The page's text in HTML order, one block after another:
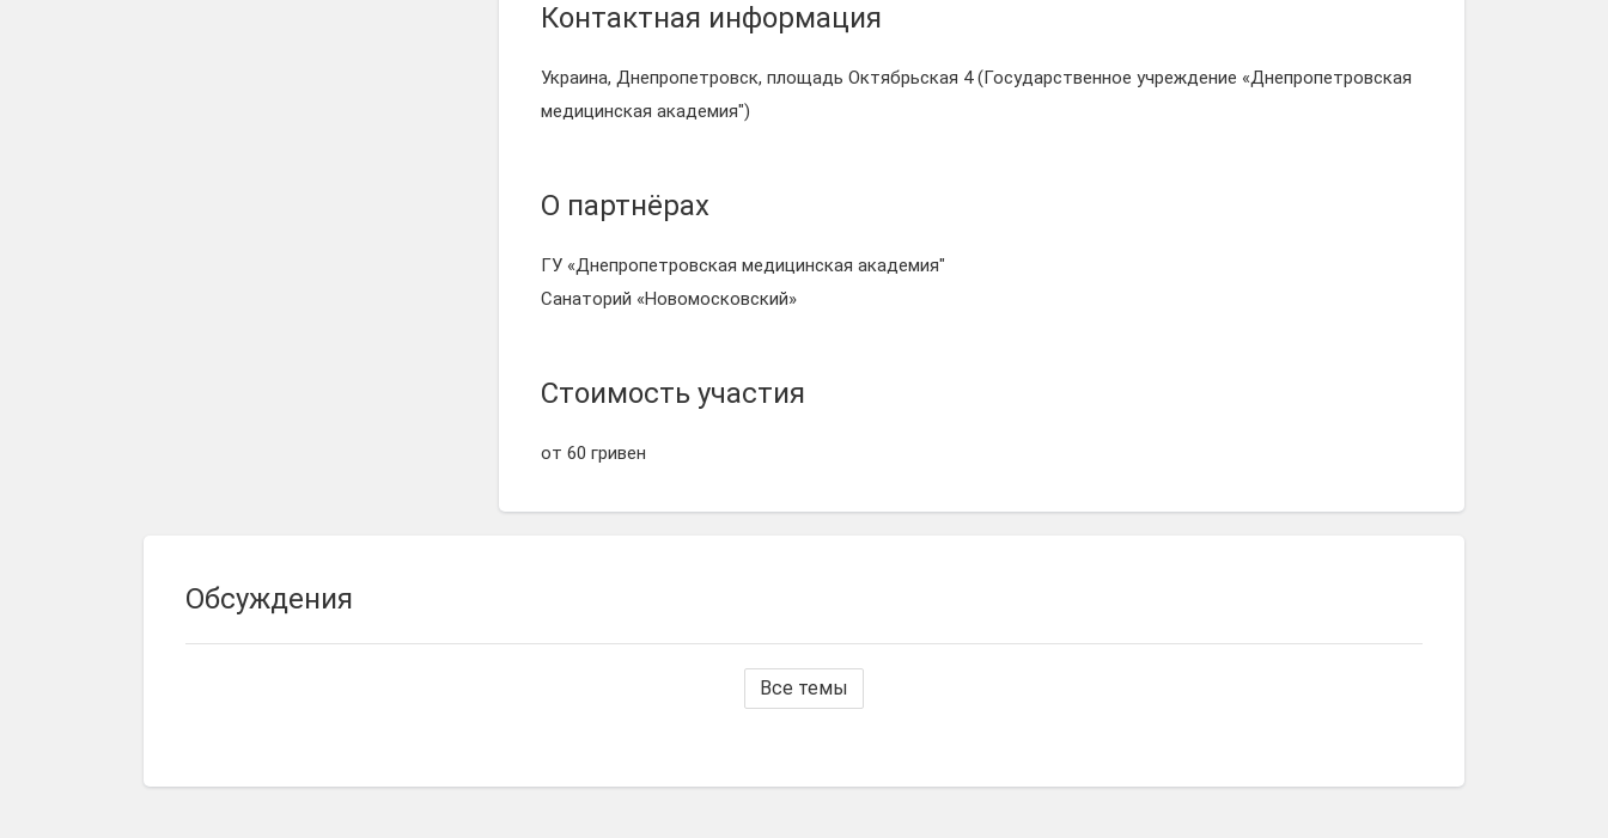
Контактная информация
Украина, Днепропетровск, площадь Октябрьская 4 (Государственное учреждение «Днепропетровская
медицинская академия")
О партнёрах
ГУ «Днепропетровская медицинская академия"
Санаторий «Новомосковский»
Стоимость участия
от 60 гривен
Обсуждения
Все темы